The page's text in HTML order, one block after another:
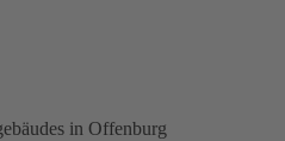
in Offenburg